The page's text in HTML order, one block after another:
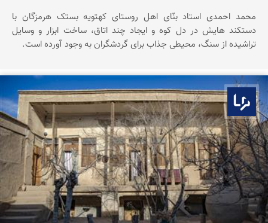
محمد احمدی استاد بنّای اهل روستای کهتویه بستک هرمزگان با
دستکند هایش در دل کوه و ایجاد چند اتاق، ساخت ابزار و وسایل
تراشیده از سنگ، محیطی جذاب برای گردشگران به وجود آورده است.
بوم ما